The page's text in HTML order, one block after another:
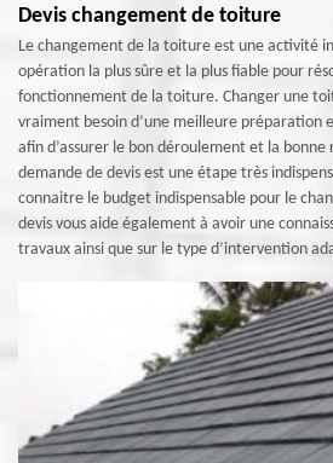
Devis changement de toiture
Le changement de la toiture est une activité
opération la plus sûre et la plus fiable pour
fonctionnement de la toiture. Changer une
vraiment besoin d’une meilleure préparation
afin d’assurer le bon déroulement et la bonne
demande de devis est une étape très
connaitre le budget indispensable pour le
devis vous aide également à avoir une
travaux ainsi que sur le type d’intervention